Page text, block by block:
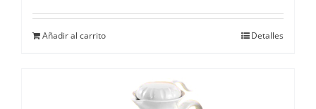
Añadir al carrito Detalles